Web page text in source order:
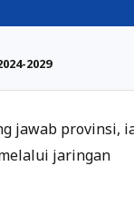
2029
jawab provinsi,
jaringan